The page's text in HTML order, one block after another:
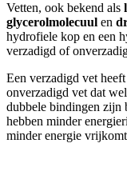
Vetten, ook bekend als
glycerolmolecuul en
hydrofiele kop en een
verzadigd of
Een verzadigd vet
onverzadigd vet dat
dubbele bindingen zijn
hebben minder
minder energie